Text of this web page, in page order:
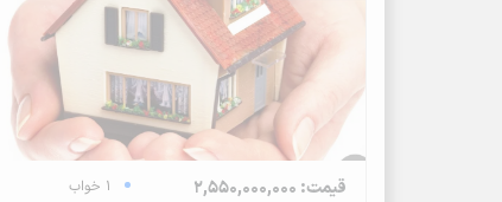
قیمت: 2,550,000,000
1 خواب